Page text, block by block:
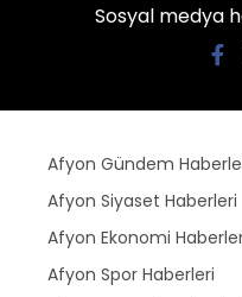
Sosyal medya
Afyon Gündem
Afyon Siyaset Haberleri
Afyon Ekonomi
Afyon Spor Haberleri